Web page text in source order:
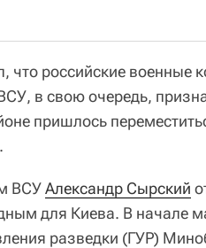
что российские военные
в свою очередь,
пришлось
ВСУАлександр Сырский
для Киева. В начале
разведки (ГУР)